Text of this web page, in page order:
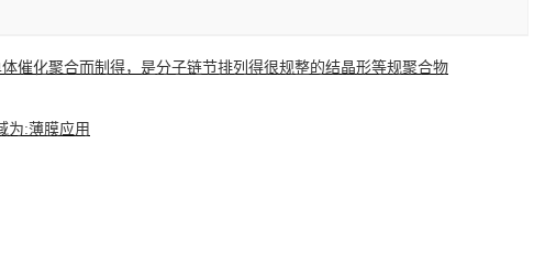
催化聚合而制得，是分子链节排列得很规整的结晶形等规聚合物
为:薄膜应用